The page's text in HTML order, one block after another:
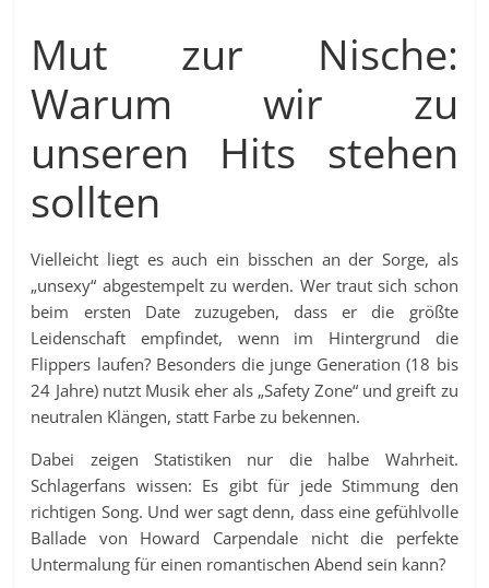
Mut zur Nische:
Warum wir zu
unseren Hits stehen
sollten
Vielleicht liegt es auch ein bisschen an der Sorge, als
„unsexy“ abgestempelt zu werden. Wer traut sich schon
beim ersten Date zuzugeben, dass er die größte
Leidenschaft empfindet, wenn im Hintergrund die
Flippers laufen? Besonders die junge Generation (18 bis
24 Jahre) nutzt Musik eher als „Safety Zone“ und greift zu
neutralen Klängen, statt Farbe zu bekennen.
Dabei zeigen Statistiken nur die halbe Wahrheit.
Schlagerfans wissen: Es gibt für jede Stimmung den
richtigen Song. Und wer sagt denn, dass eine gefühlvolle
Ballade von Howard Carpendale nicht die perfekte
Untermalung für einen romantischen Abend sein kann?